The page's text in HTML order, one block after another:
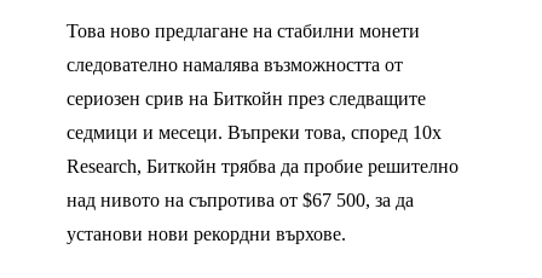
Това ново предлагане на стабилни монети
следователно намалява възможността от
сериозен срив на Биткойн през следващите
седмици и месеци. Въпреки това, според 10x
Research, Биткойн трябва да пробие решително
над нивото на съпротива от $67 500, за да
установи нови рекордни върхове.